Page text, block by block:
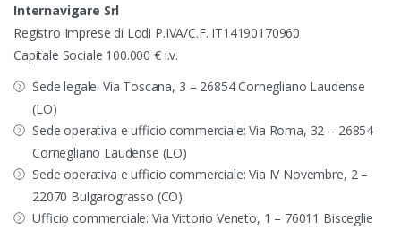
Internavigare Srl
Registro Imprese di Lodi P.IVA/C.F. IT14190170960
Capitale Sociale 100.000 € i.v.
Sede legale: Via Toscana, 3 – 26854 Cornegliano Laudense
(LO)
Sede operativa e ufficio commerciale: Via Roma, 32 – 26854
Cornegliano Laudense (LO)
Sede operativa e ufficio commerciale: Via IV Novembre, 2 –
22070 Bulgarograsso (CO)
Ufficio commerciale: Via Vittorio Veneto, 1 – 76011 Bisceglie